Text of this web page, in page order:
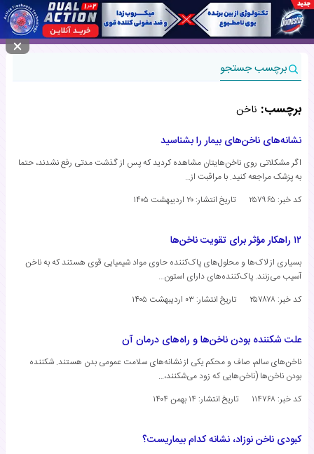
منوی سایت
برچسب جستجو
برچسب: ناخن
نشانه‌های ناخن‌های بیمار را بشناسید
اگر مشکلاتی روی ناخن‌هایتان مشاهده کردید که پس از گذشت مدتی رفع نشدند، حتما
به پزشک مراجعه کنید. با مراقبت از…
کد خبر: ۲۵۷۹۶۵
تاریخ انتشار: ۲۰ اردیبهشت ۱۴۰۵
۱۲ راهکار مؤثر برای تقویت ناخن‌ها
بسیاری از لاک‌ها و محلول‌های پاک‌کننده حاوی مواد شیمیایی قوی هستند که به ناخن
آسیب می‌زنند. پاک‌کننده‌های دارای استون…
کد خبر: ۲۵۷۸۷۸
تاریخ انتشار: ۰۳ اردیبهشت ۱۴۰۵
علت شکننده بودن ناخن‌ها و راه‌های درمان آن
ناخن‌های سالم، صاف و محکم یکی از نشانه‌های سلامت عمومی بدن هستند. شکننده
بودن ناخن‌ها (ناخن‌هایی که زود می‌شکنند،…
کد خبر: ۱۱۴۷۶۸
تاریخ انتشار: ۱۴ بهمن ۱۴۰۴
کبودی ناخن نوزاد، نشانه کدام بیماریست؟